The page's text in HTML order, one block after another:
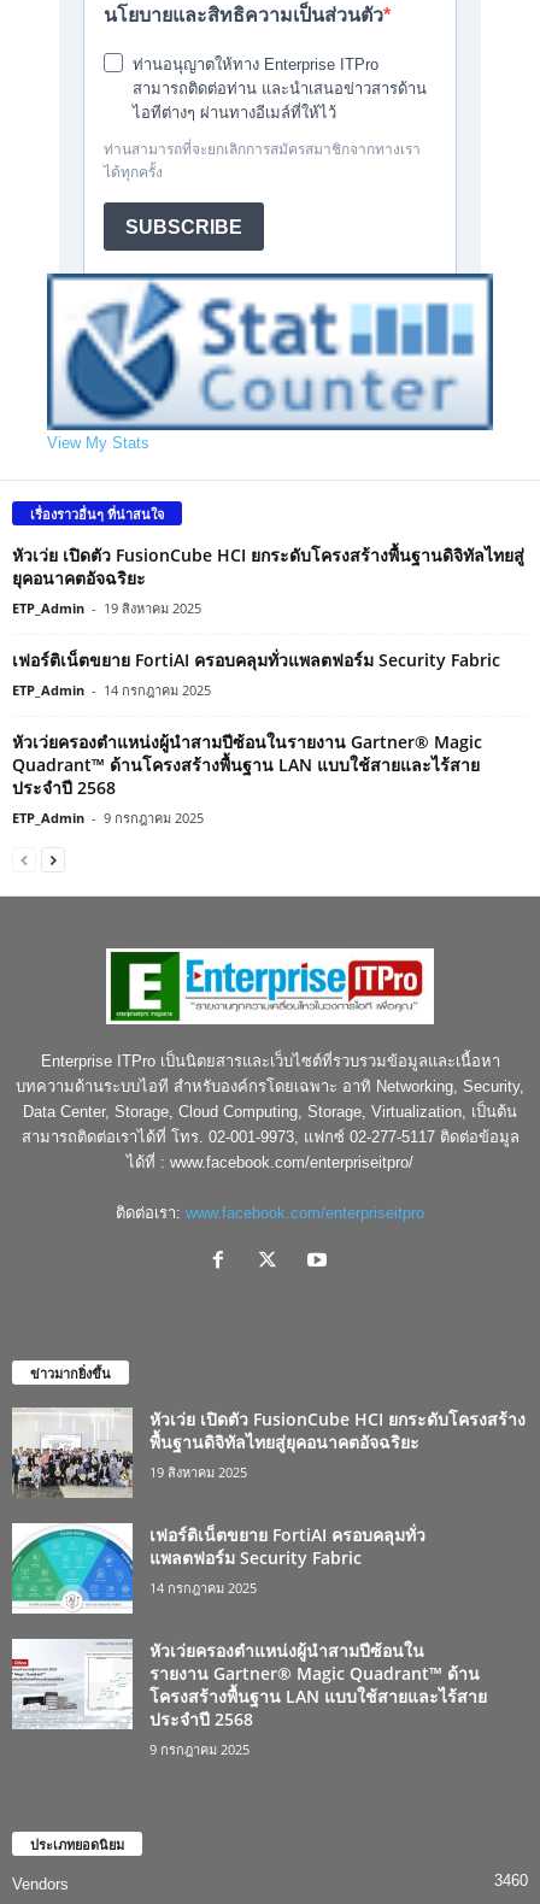
View My Stats
เรื่องราวอื่นๆ ที่น่าสนใจ
หัวเว่ย เปิดตัว FusionCube HCI ยกระดับโครงสร้างพื้นฐานดิจิทัลไทยสู่
ยุคอนาคตอัจฉริยะ
ETP_Admin - 19 สิงหาคม 2025
เฟอร์ติเน็ตขยาย FortiAI ครอบคลุมทั่วแพลตฟอร์ม Security Fabric
ETP_Admin - 14 กรกฎาคม 2025
หัวเว่ยครองตำแหน่งผู้นำสามปีซ้อนในรายงาน Gartner® Magic
Quadrant™ ด้านโครงสร้างพื้นฐาน LAN แบบใช้สายและไร้สาย
ประจำปี 2568
ETP_Admin - 9 กรกฎาคม 2025
Enterprise ITPro เป็นนิตยสารและเว็บไซต์ที่รวบรวมข้อมูลและเนื้อหา
บทความด้านระบบไอที สำหรับองค์กรโดยเฉพาะ อาทิ Networking, Security,
Data Center, Storage, Cloud Computing, Storage, Virtualization, เป็นต้น
สามารถติดต่อเราได้ที่ โทร. 02-001-9973, แฟกซ์ 02-277-5117 ติดต่อข้อมูล
ได้ที่ : www.facebook.com/enterpriseitpro/
ติดต่อเรา: www.facebook.com/enterpriseitpro
ข่าวมากยิ่งขึ้น
หัวเว่ย เปิดตัว FusionCube HCI ยกระดับโครงสร้าง
พื้นฐานดิจิทัลไทยสู่ยุคอนาคตอัจฉริยะ
19 สิงหาคม 2025
เฟอร์ติเน็ตขยาย FortiAI ครอบคลุมทั่ว
แพลตฟอร์ม Security Fabric
14 กรกฎาคม 2025
หัวเว่ยครองตำแหน่งผู้นำสามปีซ้อนใน
รายงาน Gartner® Magic Quadrant™ ด้าน
โครงสร้างพื้นฐาน LAN แบบใช้สายและไร้สาย
ประจำปี 2568
9 กรกฎาคม 2025
ประเภทยอดนิยม
Vendors 3460